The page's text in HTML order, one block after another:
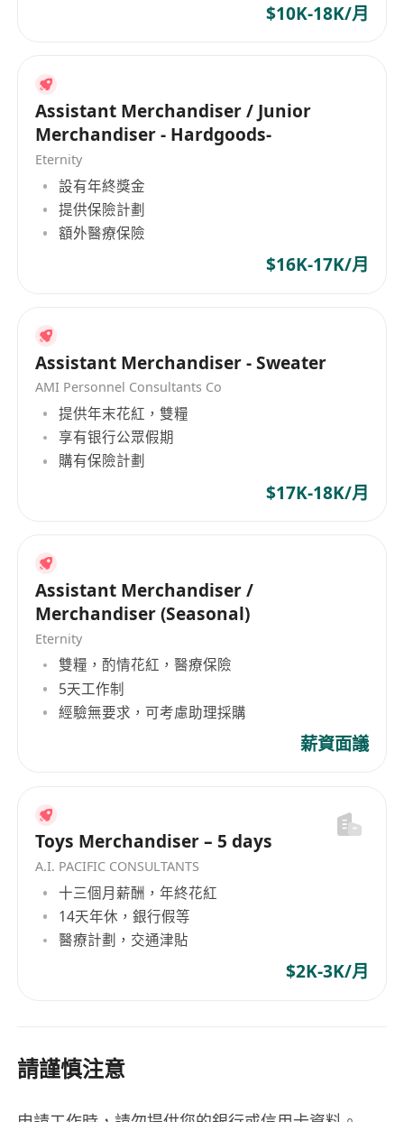
$10K-18K/月
Assistant Merchandiser / Junior
Merchandiser - Hardgoods-
Eternity
設有年終獎金
提供保險計劃
額外醫療保險
$16K-17K/月
Assistant Merchandiser - Sweater
AMI Personnel Consultants Co
提供年末花紅，雙糧
享有银行公眾假期
購有保險計劃
$17K-18K/月
Assistant Merchandiser /
Merchandiser (Seasonal)
Eternity
雙糧，酌情花紅，醫療保險
5天工作制
經驗無要求，可考慮助理採購
薪資面議
Toys Merchandiser – 5 days
A.I. PACIFIC CONSULTANTS
十三個月薪酬，年終花紅
14天年休，銀行假等
醫療計劃，交通津貼
$2K-3K/月
請謹慎注意